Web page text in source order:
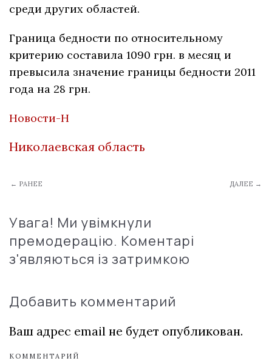
среди других областей.
Граница бедности по относительному
критерию составила 1090 грн. в месяц и
превысила значение границы бедности 2011
года на 28 грн.
Новости-Н
Николаевская область
← РАНЕЕ ДАЛЕЕ →
Увага! Ми увімкнули
премодерацію. Коментарі
з'являються із затримкою
Добавить комментарий
Ваш адрес email не будет опубликован.
КОММЕНТАРИЙ